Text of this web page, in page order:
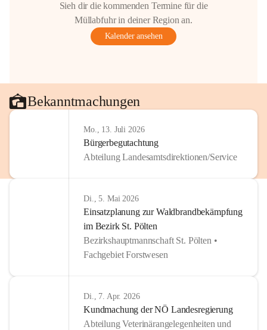
Sieh dir die kommenden Termine für die
Müllabfuhr in deiner Region an.
Kalender ansehen
Bekanntmachungen
Mo., 13. Juli 2026
Bürgerbegutachtung
Abteilung Landesamtsdirektionen/Service
Di., 5. Mai 2026
Einsatzplanung zur Waldbrandbekämpfung
im Bezirk St. Pölten
Bezirkshauptmannschaft St. Pölten •
Fachgebiet Forstwesen
Di., 7. Apr. 2026
Kundmachung der NÖ Landesregierung
Abteilung Veterinärangelegenheiten und